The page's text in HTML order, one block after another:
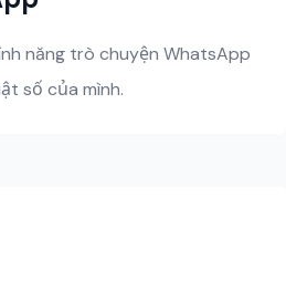
năng trò chuyện WhatsApp
số của mình.